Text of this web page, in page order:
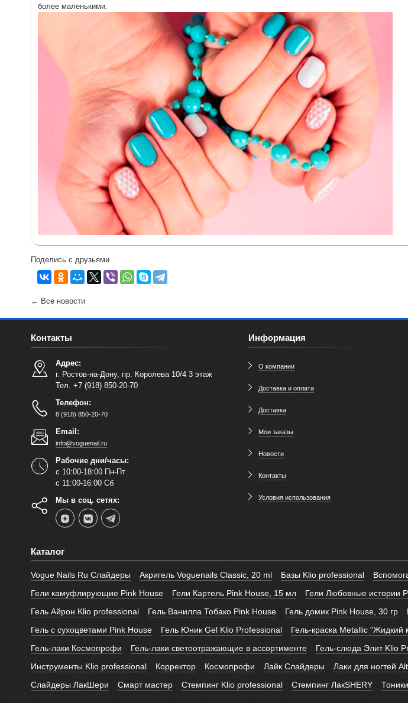
более маленькими.
Поделись с друзьями
← Все новости
Контакты
Адрес:
г. Ростов-на-Дону, пр. Королева 10/4 3 этаж
Тел. +7 (918) 850-20-70
Телефон:
8 (918) 850-20-70
Email:
info@voguenail.ru
Рабочие дни/часы:
с 10:00-18:00 Пн-Пт
с 11:00-16:00 Сб
Мы в соц. сетях:
Информация
О компании
Доставка и оплата
Доставка
Мои заказы
Новости
Контакты
Условия использования
Каталог
Vogue Nails Ru Слайдеры Акригель Voguenails Classic, 20 ml Базы Klio professional
Гели камуфлирующие Pink House
Гели Картель Pink House, 15 мл Гели Любовные истории
Гель Айрон Klio professional
Гель Ванилла Тобако Pink House Гель домик Pink House, 30 гр
Гель с сухоцветами Pink House
Гель Юник Gel Klio Professional Гель-краска Metallic "Жидкий
Гель-лаки Космопрофи
Гель-лаки светоотражающие в ассортименте Гель-слюда Элит Klio
Инструменты Klio professional
Корректор Космопрофи Лайк Слайдеры Лаки для ногтей
Слайдеры ЛакШери
Смарт мастер Стемпинг Klio professional Стемпинг ЛакSHERY